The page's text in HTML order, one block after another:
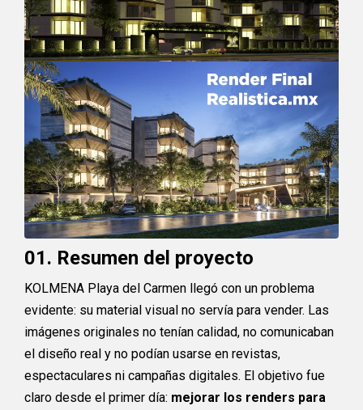
01. Resumen del proyecto
KOLMENA Playa del Carmen llegó con un problema
evidente: su material visual no servía para vender. Las
imágenes originales no tenían calidad, no comunicaban
el diseño real y no podían usarse en revistas,
espectaculares ni campañas digitales. El objetivo fue
claro desde el primer día: mejorar los renders para